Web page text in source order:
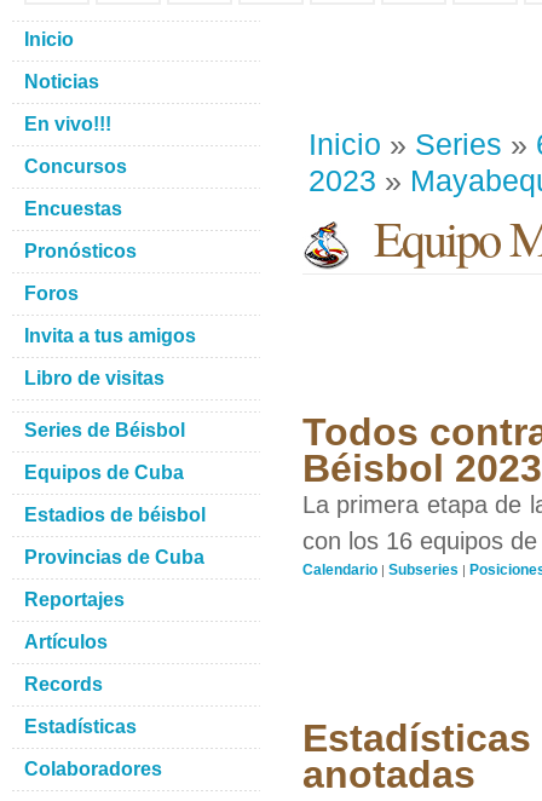
Inicio » Series »
2023 »
Equipo
Todos
Béisbol 2023
La primera etapa de
con los 16 equipos
Calendario | Subseries |
Estadísticas
anotadas
Inicio
Noticias
En vivo!!!
Concursos
Encuestas
Pronósticos
Foros
Invita a tus amigos
Libro de visitas
Series de Béisbol
Equipos de Cuba
Estadios de béisbol
Provincias de Cuba
Reportajes
Artículos
Records
Estadísticas
Colaboradores